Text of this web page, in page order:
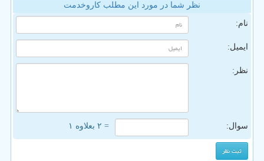
نظر شما در مورد این مطلب کاروخدمت
نام:
ایمیل:
نظر:
سوال: = ۲ بعلاوه ۱